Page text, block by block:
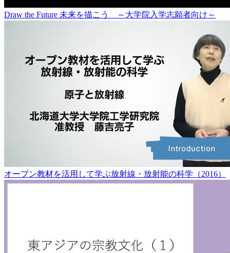
Draw the Future 未来を描こう ～大学院入学志願者向け～
オープン教材を活用して学ぶ放射線・放射能の科学（2016）